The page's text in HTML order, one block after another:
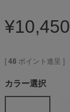
¥10,450
[48 ポイント進呈 ]
カラー選択